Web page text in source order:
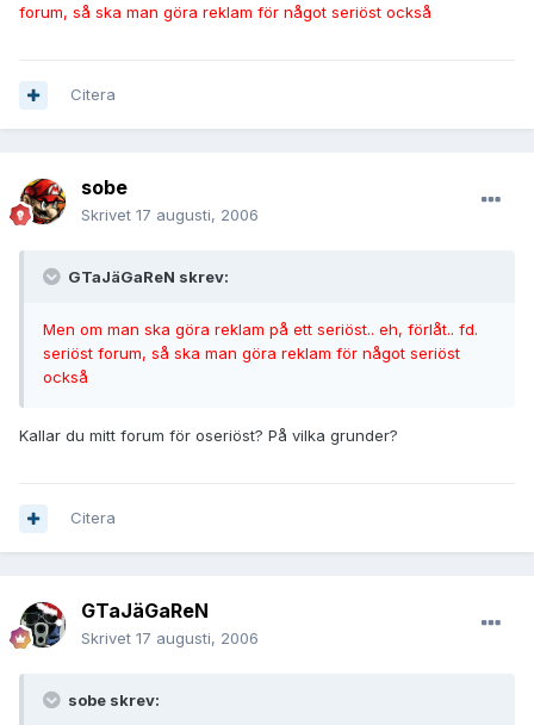
forum, så ska man göra reklam för något seriöst också
Citera
sobe
Skrivet 17 augusti, 2006
GTaJäGaReN skrev:
Men om man ska göra reklam på ett seriöst.. eh, förlåt.. fd.
seriöst forum, så ska man göra reklam för något seriöst
också
Kallar du mitt forum för oseriöst? På vilka grunder?
Citera
GTaJäGaReN
Skrivet 17 augusti, 2006
sobe skrev: